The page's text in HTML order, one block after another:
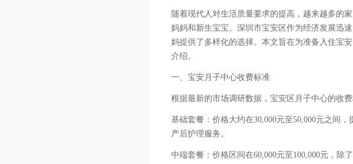
随着现代人对生活质量要求的提高，越来越多的
妈妈和新生宝宝。深圳市宝安区作为经济发展迅
妈提供了多样化的选择。本文旨在为准备入住宝
介绍。
一、宝安月子中心收费标准
根据最新的市场调研数据，宝安区月子中心的收费
基础套餐：价格大约在30,000元至50,000元之间
产后护理服务。
中端套餐：价格区间在60,000元至100,000元，除